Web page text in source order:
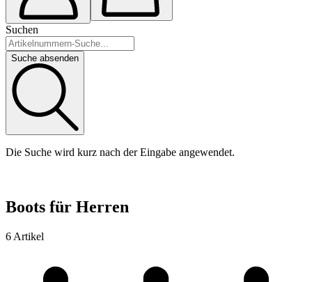
Suchen
Suche absenden
Die Suche wird kurz nach der Eingabe angewendet.
Boots für Herren
6 Artikel